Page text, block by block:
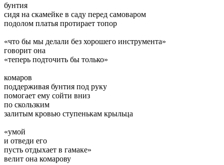
бунтия
сидя на скамейке в саду перед самоваром
подолом платья протирает топор
«что бы мы делали без хорошего инструмента»
говорит она
«теперь подточить бы только»
комаров
поддерживая бунтия под руку
помогает ему сойти вниз
по скользким
залитым кровью ступенькам крыльца
«умой
и отведи его
пусть отдыхает в гамаке»
велит она комарову